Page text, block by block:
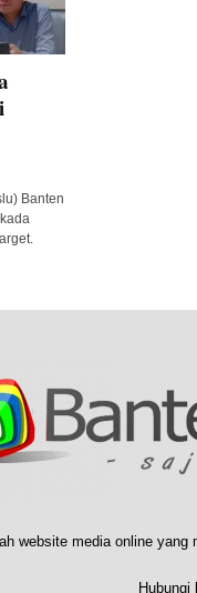
Banten
website media online
Hubungi